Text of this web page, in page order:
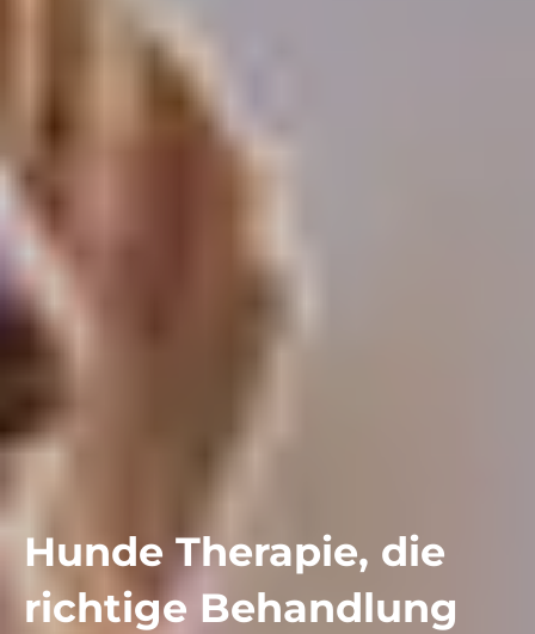
Hunde Therapie, die
richtige Behandlung